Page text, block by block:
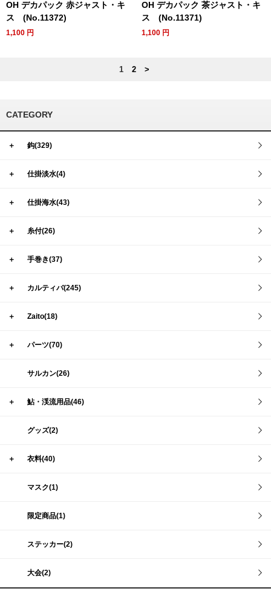
OH デカパック 赤ジャスト・キ
ス (No.11372)
1,100 円
OH デカパック 茶ジャスト・キ
ス (No.11371)
1,100 円
1 2 >
CATEGORY
＋ 鈎(329)
＋ 仕掛淡水(4)
＋ 仕掛海水(43)
＋ 糸付(26)
＋ 手巻き(37)
＋ カルティバ(245)
＋ Zaito(18)
＋ パーツ(70)
サルカン(26)
＋ 鮎・渓流用品(46)
グッズ(2)
＋ 衣料(40)
マスク(1)
限定商品(1)
ステッカー(2)
大会(2)